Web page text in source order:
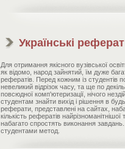
Українські
Для отримання якісного вузівської
як відомо, народ зайнятий, їм дуже
рефератів. Перед кожним із студентів
невеликий відрізок часу, та ще по
повсюдної комп'ютеризації, нічого
студентам знайти вихід і рішення в
реферати, представлені на сайтах,
кількість рефератів
набагато спростять виконання
студентами метод.